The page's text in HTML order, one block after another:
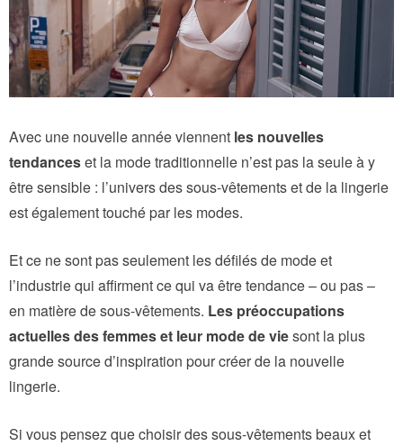
Avec une nouvelle année viennent les nouvelles
tendanceset la mode traditionnelle n’est pas la seule à y
être sensible : l’univers des sous-vêtements et de la lingerie
est également touché par les modes.
Et ce ne sont pas seulement les défilés de mode et
l’industrie qui affirment ce qui va être tendance – ou pas –
en matière de sous-vêtements. Les préoccupations
actuelles des femmes et leur mode de viesont la plus
grande source d’inspiration pour créer de la nouvelle
lingerie.
Si vous pensez que choisir des sous-vêtements beaux et